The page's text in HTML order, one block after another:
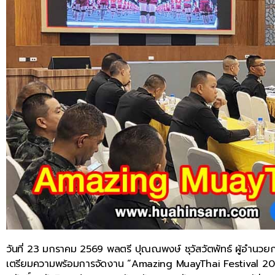
วันที่ 23 มกราคม 2569 พลตรี ปุณณพงษ์ ชุวัสวัตพัทธ์ ผู้อำนวยกา
เตรียมความพร้อมการจัดงาน “Amazing MuayThai Festival